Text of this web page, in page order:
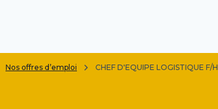
Nos offres d’emploi CHEF D'EQUIPE LOGISTIQUE F/H